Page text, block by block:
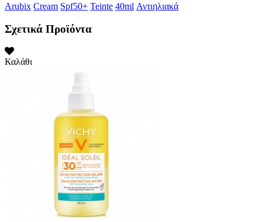
Arubix Cream Spf50+ Teinte 40ml Αντιηλιακά
Σχετικά Προϊόντα
Καλάθι